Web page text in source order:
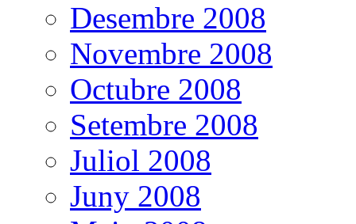
Desembre 2008
Novembre 2008
Octubre 2008
Setembre 2008
Juliol 2008
Juny 2008